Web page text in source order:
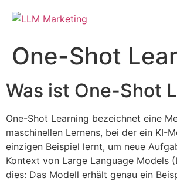
One-Shot
Was ist One-Shot
One-Shot Learning bezeichnet eine
maschinellen Lernens, bei der ein KI-
einzigen Beispiel lernt, um neue
Kontext von Large Language Models
dies: Das Modell erhält genau ein